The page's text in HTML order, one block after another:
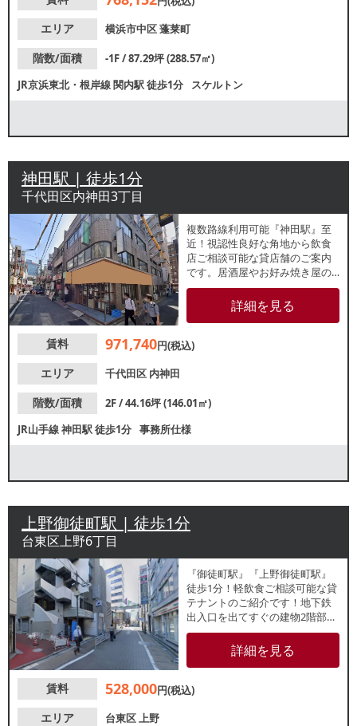
エリア
横浜市中区蓬莱町
階数/面積
-1F / 87.29坪 (288.57㎡)
JR京浜東北・根岸線関内駅徒歩1分 スケルトン
神田駅 | 徒歩1分
千代田区内神田3丁目
複数路線利用可能『神田駅』至
近！視認性良好な角地から飲食
店ご相談可能な貸店舗のご案内
です。居酒屋やお好み焼き屋の
出店歴あり！1階も居酒屋が盛業
中！周辺にも飲食店が多数立ち
並んでおり、飲み需要の高いエ
お問合せください。
詳細を見る
賃料 971,740円(税込)
エリア
千代田区 内神田
階数/面積
2F / 44.16坪 (146.01㎡)
JR山手線神田駅徒歩1分 事務所仕様
上野御徒町駅 | 徒歩1分
台東区上野6丁目
『御徒町駅』『上野御徒町駅』
徒歩1分！軽飲食ご相談可能な貸
テナントのご紹介です！地下鉄
出入口を出てすぐの建物2階部
分！ネイルサロン等の美容系サ
ロンや、事務所をご検討の方も
お気軽にお問合せくださいま
詳細を見る
賃料 528,000円(税込)
エリア
台東区上野